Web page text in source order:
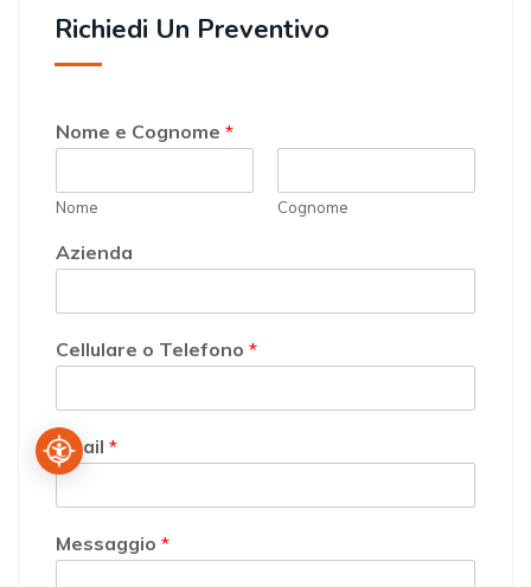
Richiedi Un Preventivo
Nome e Cognome *
Nome Cognome
Azienda
Cellulare o Telefono *
Email *
Messaggio *